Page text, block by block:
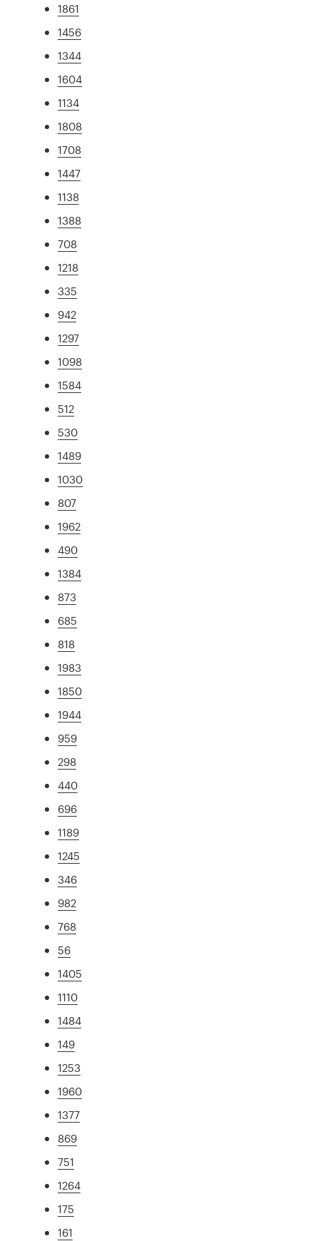
1861
1456
1344
1604
1134
1808
1708
1447
1138
1388
708
1218
335
942
1297
1098
1584
512
530
1489
1030
807
1962
490
1384
873
685
818
1983
1850
1944
959
298
440
696
1189
1245
346
982
768
56
1405
1110
1484
149
1253
1960
1377
869
751
1264
175
161